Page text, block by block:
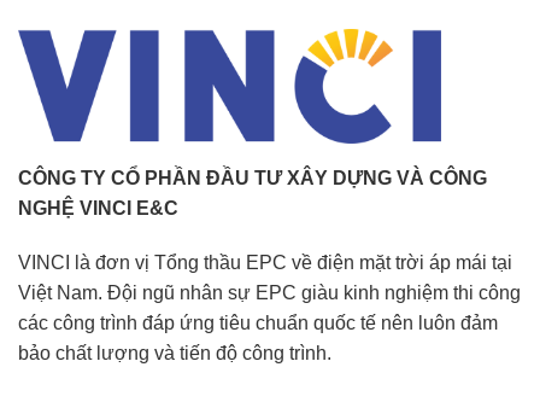
CÔNG TY CỔ PHẦN ĐẦU TƯ XÂY DỰNG VÀ CÔNG
NGHỆ VINCI E&C
VINCI là đơn vị Tổng thầu EPC về điện mặt trời áp mái tại
Việt Nam. Đội ngũ nhân sự EPC giàu kinh nghiệm thi công
các công trình đáp ứng tiêu chuẩn quốc tế nên luôn đảm
bảo chất lượng và tiến độ công trình.